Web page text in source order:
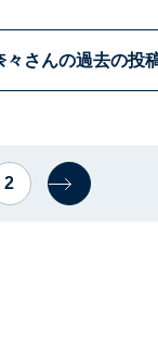
々さんの過去の投
2